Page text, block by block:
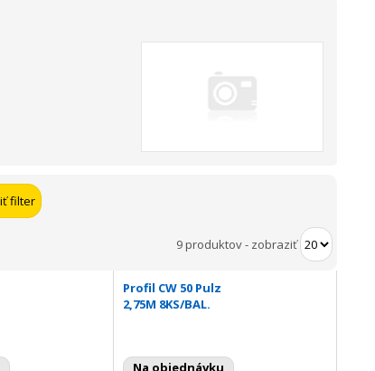
9 produktov- zobraziť
Profil CW 50 Pulz
2,75M 8KS/BAL.
Na objednávku